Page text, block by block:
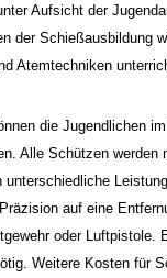
Aufsicht der
der Schießausbildung
Atemtechniken
die Jugendlichen
Alle Schützen werden
auf eine
oder Luftpistole.
Weitere Kosten für